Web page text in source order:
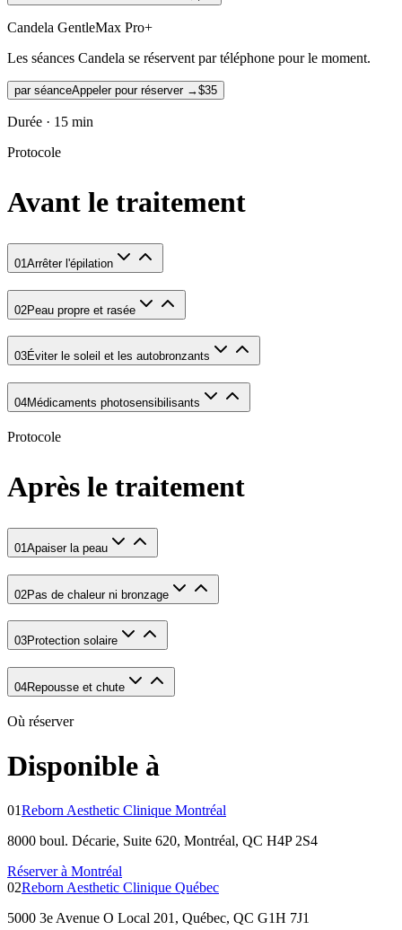
Candela GentleMax Pro+
Les séances Candela se réservent par téléphone pour le moment.
par séanceAppeler pour réserver→$35
Durée · 15 min
Protocole
Avant le traitement
01Arrêter l'épilation
02Peau propre et rasée
03Éviter le soleil et les autobronzants
04Médicaments photosensibilisants
Protocole
Après le traitement
01 Apaiser la peau
02Pas de chaleur ni bronzage
03Protection solaire
04Repousse et chute
Où réserver
Disponible à
01Reborn Aesthetic Clinique Montréal
8000 boul. Décarie, Suite 620, Montréal, QC H4P 2S4
Réserver à Montréal
02Reborn Aesthetic Clinique Québec
5000 3e Avenue O Local 201, Québec, QC G1H 7J1